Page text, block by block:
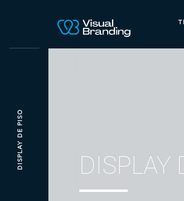
DISPLAY
DISPLAY DE PISO